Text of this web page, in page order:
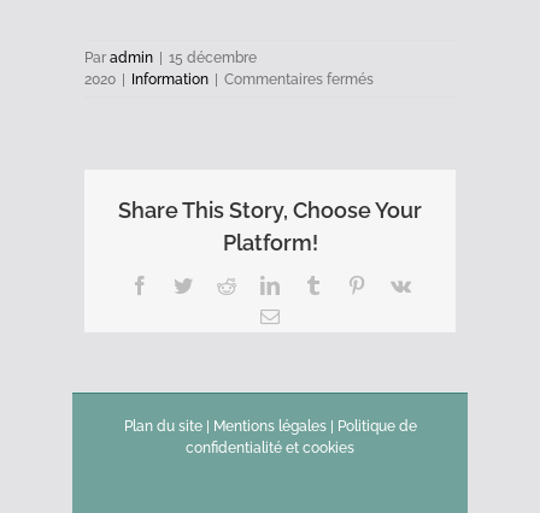
Par admin | 15 décembre
2020 | Information | Commentaires ferméssur
dans
Share This Story, Choose Your
Platform!
Facebook
TwitterRedditLinkedInTumblr Pinterest
Vk
Email
Plan du site| Mentions légales| Politique de
confidentialité et cookies